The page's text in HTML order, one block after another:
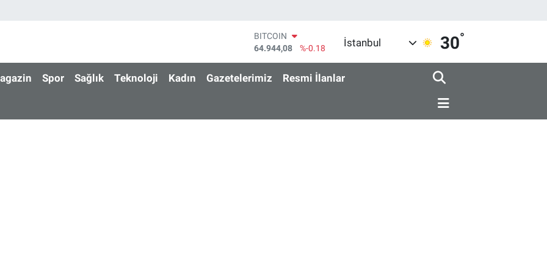
BITCOIN
64.944,08
%-0.18
47,7436
%0.18
EURO
64,4811
%0.38
İstanbul 30°
Spor Sağlık Teknoloji Kadın Gazetelerimiz Resmi İlanlar